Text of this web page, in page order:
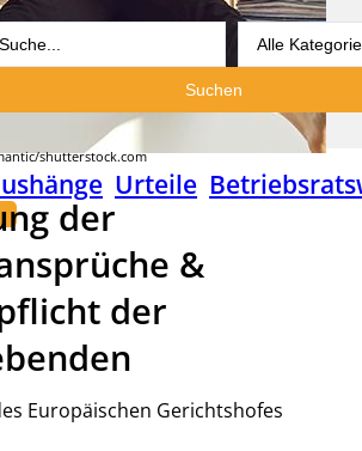
Suchen
Urteile
shutterstock.com
der
&
der
Europäischen Gerichtshofes